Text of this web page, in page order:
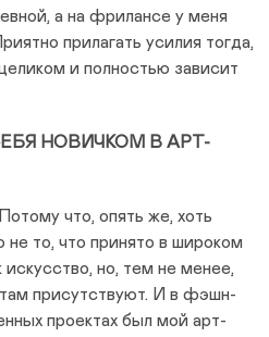
а на фрилансе у меня
прилагать усилия тогда,
и полностью зависит
НОВИЧКОМ В АРТ-
что, опять же, хоть
то, что принято в широком
но, тем не менее,
присутствуют. И в фэшн-
проектах был мой арт-